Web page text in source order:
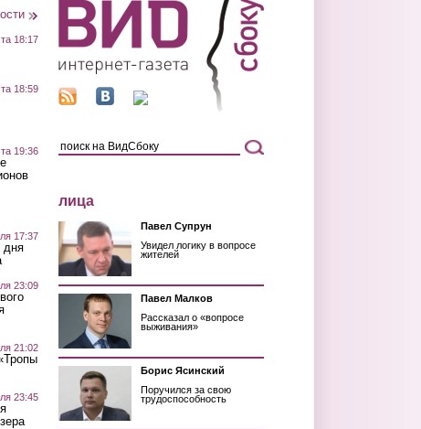
18:17
18:59
19:36
17:37
дня
23:09
21:02
23:45
лица
Павел Супрун
Увидел логику в вопросе
жителей
Павел Малков
Рассказал о «вопросе
выживания»
Борис Ясинский
Поручился за свою
трудоспособность